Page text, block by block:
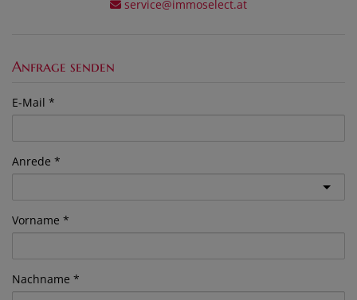
service@immoselect.at
Anfrage senden
E-Mail
Anrede
Vorname
Nachname